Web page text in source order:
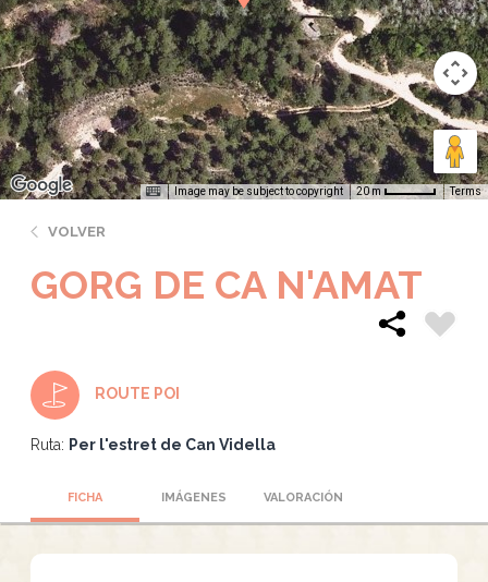
Image may be subject to copyright 20 m Terms
VOLVER
GORG DE CA N'AMAT
ROUTE POI
Ruta: Per l'estret de Can Vidella
FICHA IMÁGENES VALORACIÓN